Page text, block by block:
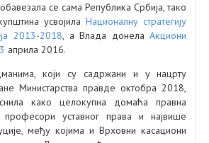
се сама Република Србија, тако
усвојилаНационалну стратегију
2013-2018, а Влада донелаАкциони
априла 2016.
који су садржани и у нацрту
Министарства правде октобра 2018,
како целокупна домаћа правна
професори уставног права и највише
међу којима и Врховни касациони